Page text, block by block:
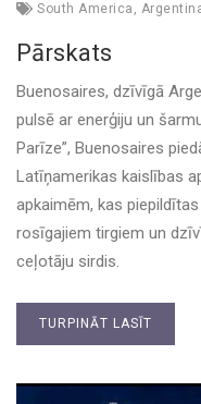
South America ,
Pārskats
Buenosaires, dzīvīgā
pulsē ar enerģiju un
Parīze”, Buenosaires
Latīņamerikas kaislības
apkaimēm, kas
rosīgajiem tirgiem un
ceļotāju sirdis.
TURPINĀT LASĪT